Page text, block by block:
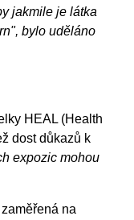
jakmile je látka
bylo uděláno
HEAL (Health
dost důkazů k
expozic mohou
na